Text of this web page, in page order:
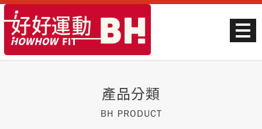
產品分類
BH PRODUCT